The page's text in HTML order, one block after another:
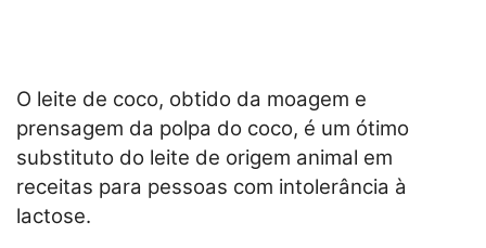
O leite de coco, obtido da moagem e
prensagem da polpa do coco, é um ótimo
substituto do leite de origem animal em
receitas para pessoas com intolerância à
lactose.